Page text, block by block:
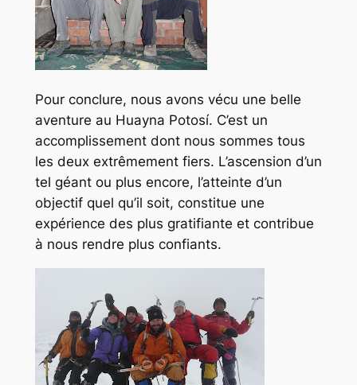
Pour conclure, nous avons vécu une belle
aventure au Huayna Potosí. C’est un
accomplissement dont nous sommes tous
les deux extrêmement fiers. L’ascension d’un
tel géant ou plus encore, l’atteinte d’un
objectif quel qu’il soit, constitue une
expérience des plus gratifiante et contribue
à nous rendre plus confiants.